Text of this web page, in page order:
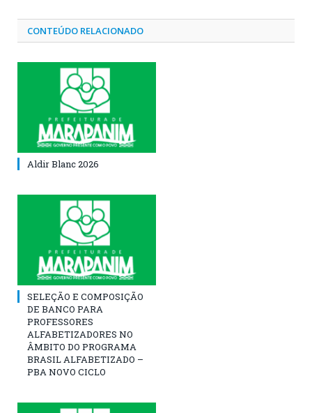
CONTEÚDO RELACIONADO
Aldir Blanc 2026
SELEÇÃO E COMPOSIÇÃO
DE BANCO PARA
PROFESSORES
ALFABETIZADORES NO
ÂMBITO DO PROGRAMA
BRASIL ALFABETIZADO –
PBA NOVO CICLO